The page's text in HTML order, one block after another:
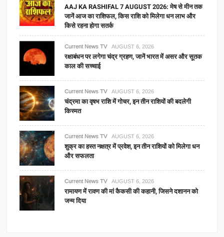
AAJ KA RASHIFAL 7 AUGUST 2026: मेष से मीन तक
जानें आज का राशिफल, किस राशि को मिलेगा धन लाभ और
किसे रहना होगा सतर्क
Current News TV AUGUST 6, 2026
रक्षाबंधन पर लगेगा चंद्र ग्रहण, जानें भारत में असर और सूतक
काल की सच्चाई
Current News TV AUGUST 6, 2026
चंद्रमा का वृषभ राशि में गोचर, इन तीन राशियों की बदलेगी
किस्मत
Current News TV AUGUST 6, 2026
शुक्र का हस्त नक्षत्र में प्रवेश, इन तीन राशियों को मिलेगा धन
और सफलता
Current News TV AUGUST 6, 2026
रामायण में रावण की मां कैकसी की कहानी, जिसने दशानन को
जन्म दिया